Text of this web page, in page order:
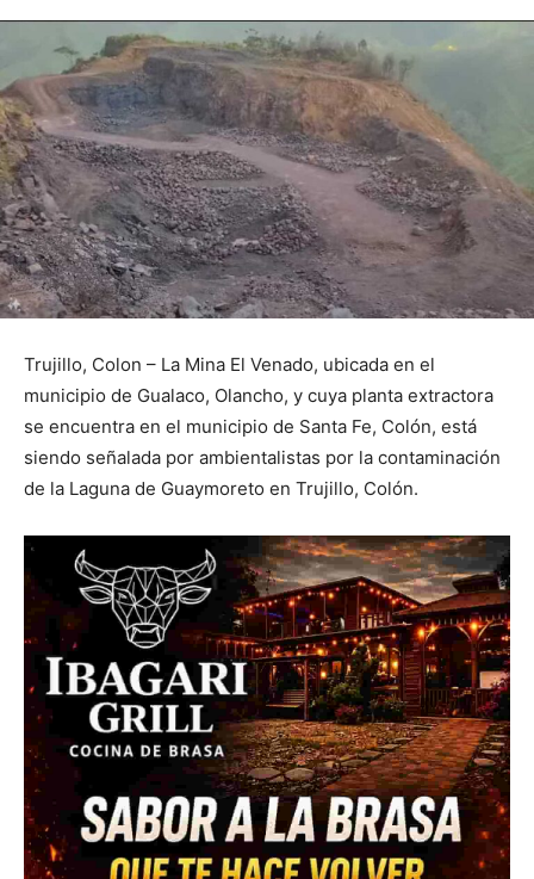
Trujillo, Colon – La Mina El Venado, ubicada en el
municipio de Gualaco, Olancho, y cuya planta extractora
se encuentra en el municipio de Santa Fe, Colón, está
siendo señalada por ambientalistas por la contaminación
de la Laguna de Guaymoreto en Trujillo, Colón.